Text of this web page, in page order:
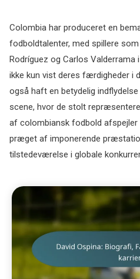
Colombia har produceret en
fodboldtalenter, med spillere
Rodríguez og Carlos Valderrama
ikke kun vist deres færdigheder i
også haft en betydelig
scene, hvor de stolt
af colombiansk fodbold
præget af imponerende
tilstedeværelse i globale